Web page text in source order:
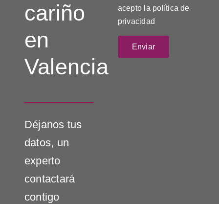
cariño
en
Valencia
Déjanos tus
datos, un
experto
contactará
contigo
acepto la política de
privacidad